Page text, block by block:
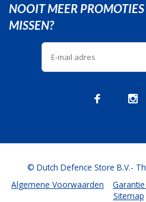
NOOIT MEER
MISSEN?
Algemene Voorwaarden
Sitemap
© Dutch Defence Store B.V.-